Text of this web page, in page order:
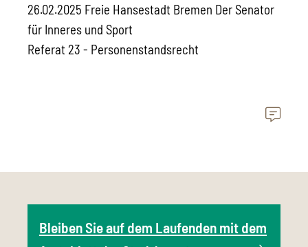
26.02.2025 Freie Hansestadt Bremen Der Senator
für Inneres und Sport
Referat 23 - Personenstandsrecht
Bleiben Sie auf dem Laufenden mit dem